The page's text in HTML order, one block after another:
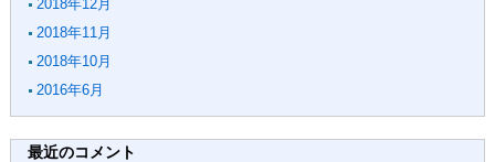
2018年12月
2018年11月
2018年10月
2016年6月
最近のコメント